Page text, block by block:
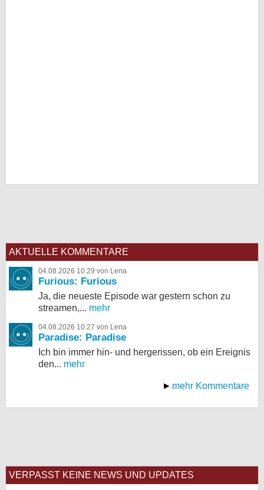
AKTUELLE KOMMENTARE
04.08.2026 10:29 von Lena
Furious: Furious
Ja, die neueste Episode war gestern schon zu
streamen,... mehr
04.08.2026 10:27 von Lena
Paradise: Paradise
Ich bin immer hin- und hergerissen, ob ein Ereignis
den... mehr
mehr Kommentare
VERPASST KEINE NEWS UND UPDATES